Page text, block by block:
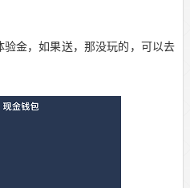
金，如果送，那没玩的，可以去